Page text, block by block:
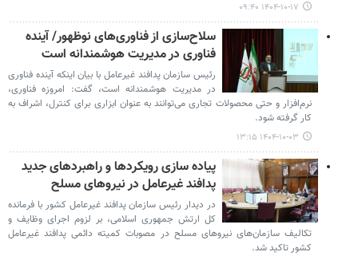
۱۴۰۴-۱۰-۱۷ ۰۹:۴۰
سلاح‌سازی از فناوری‌های نوظهور/ آینده
فناوری در مدیریت هوشمندانه است
رئیس سازمان پدافند غیرعامل با بیان اینکه آینده فناوری
در مدیریت هوشمندانه است، گفت: امروزه فناوری،
نرم‌افزار و حتی محصولات تجاری می‌توانند به عنوان ابزاری برای کنترل، اشراف به
کار گرفته شود.
۱۴۰۴-۱۰-۰۳ ۱۳:۱۵
پیاده سازی رویکردها و راهبردهای جدید
پدافند غیرعامل در نیروهای مسلح
در دیدار رئیس سازمان پدافند غیرعامل کشور با فرمانده
کل ارتش جمهوری اسلامی، بر لزوم اجرای وظایف و
تکالیف سازمان‌های نیروهای مسلح در مصوبات کمیته دائمی پدافند غیرعامل
کشور تاکید شد.